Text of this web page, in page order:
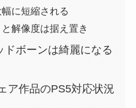
に短縮される
解像度は据え置き
ドボーンは綺麗になる
ア作品のPS5対応状況